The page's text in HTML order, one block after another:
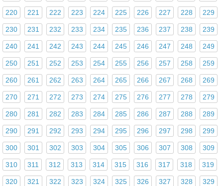
220 221 222 223 224 225 226 227 228 229
230 231 232 233 234 235 236 237 238 239
240 241 242 243 244 245 246 247 248 249
250 251 252 253 254 255 256 257 258 259
260 261 262 263 264 265 266 267 268 269
270 271 272 273 274 275 276 277 278 279
280 281 282 283 284 285 286 287 288 289
290 291 292 293 294 295 296 297 298 299
300 301 302 303 304 305 306 307 308 309
310 311 312 313 314 315 316 317 318 319
320 321 322 323 324 325 326 327 328 329